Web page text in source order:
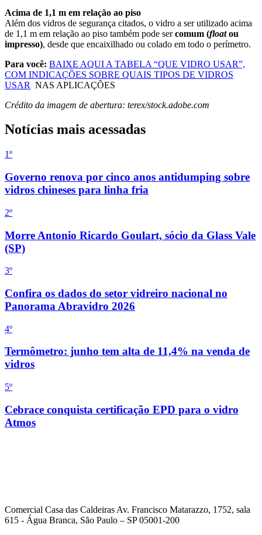
Acima de 1,1 m em relação ao piso
Além dos vidros de segurança citados, o vidro a ser utilizado acima
de 1,1 m em relação ao piso também pode sercomum (floatou
impresso), desde que encaixilhado ou colado em todo o perímetro.
Para você: BAIXE AQUI A TABELA “QUE VIDRO USAR”,
COM INDICAÇÕES SOBRE QUAIS TIPOS DE VIDROS
USAR NAS APLICAÇÕES
Crédito da imagem de abertura: terex/stock.adobe.com
Notícias mais acessadas
1º
Governo renova por cinco anos antidumping sobre
vidros chineses para linha fria
2º
Morre Antonio Ricardo Goulart, sócio da Glass Vale
(SP)
3º
Confira os dados do setor vidreiro nacional no
Panorama Abravidro 2026
4º
Termômetro: junho tem alta de 11,4% na venda de
vidros
5º
Cebrace conquista certificação EPD para o vidro
Atmos
Comercial Casa das Caldeiras Av. Francisco Matarazzo, 1752, sala
615 - Água Branca, São Paulo – SP 05001-200